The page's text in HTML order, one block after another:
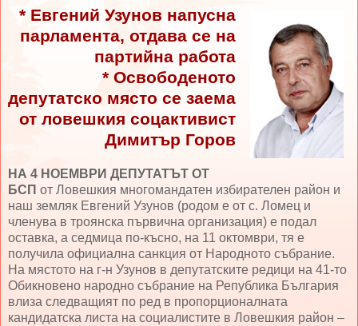
* Евгений Узунов напусна
парламента, отдава се на
партийна работа
* Освободеното
депутатско място се заема
от ловешкия соцактивист
Димитър Горов
НА 4 НОЕМВРИ ДЕПУТАТЪТ ОТ
БСП от Ловешкия многомандатен избирателен район и
наш земляк Евгений Узунов (родом е от с. Ломец и
членува в троянска първична организация) е подал
оставка, а седмица по-късно, на 11 октомври, тя е
получила официална санкция от Народното събрание.
На мястото на г-н Узунов в депутатските редици на 41-то
Обикновено народно събрание на Република България
влиза следващият по ред в пропорционалната
кандидатска листа на социалистите в Ловешкия район –